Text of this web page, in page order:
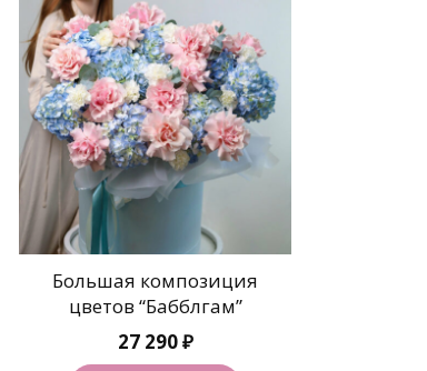
Большая композиция
цветов “Бабблгам”
27 290₽